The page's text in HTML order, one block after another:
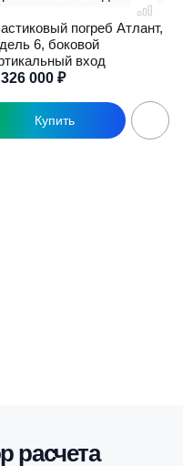
погреб Атлант,
6, боковой
вход
326 000 ₽
расчета